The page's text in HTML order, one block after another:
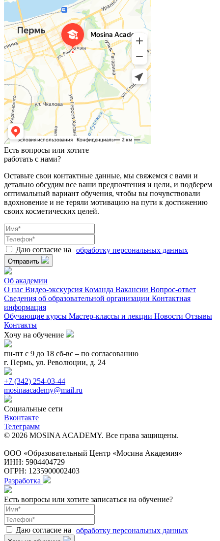
Есть вопросы или хотите
работать с нами?
Оставьте свои контактные данные, мы свяжемся с вами и
детально обсудим все ваши предпочтения и цели, и подберем
оптимальный вариант обучения, чтобы вы почувствовали
вдохновение и не теряли мотивацию на пути к достижению
своих косметических целей.
Даю согласие на обработку персональных данных
Отправить
Об академии
О нас Видео-экскурсия Команда Вакансии Вопрос-ответ
Сведения об образовательной организации Контактная
информация
Обучающие курсы Мастер-классы и лекции Новости Отзывы
Контакты
Хочу на обучение
пн-пт с 9 до 18 сб-вс – по согласованию
г. Пермь, ул. Революции, д. 24
+7 (342) 254-03-44
mosinaacademy@mail.ru
Социальные сети
Вконтакте
Телеграмм
© 2026 MOSINA ACADEMY. Все права защищены.
ООО «Образовательный Центр «Мосина Академия»
ИНН: 5904404729
ОГРН: 1235900002403
Разработка
Есть вопросы или хотите записаться на обучение?
Даю согласие на обработку персональных данных